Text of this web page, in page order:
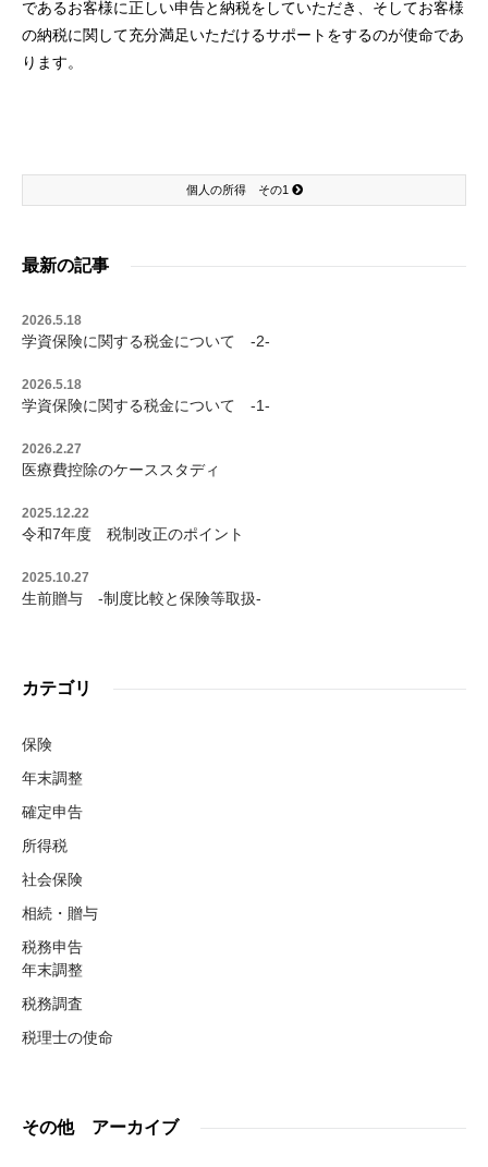
であるお客様に正しい申告と納税をしていただき、そしてお客様
の納税に関して充分満足いただけるサポートをするのが使命であ
ります。
個人の所得 その1
最新の記事
2026.5.18
学資保険に関する税金について -2-
2026.5.18
学資保険に関する税金について -1-
2026.2.27
医療費控除のケーススタディ
2025.12.22
令和7年度 税制改正のポイント
2025.10.27
生前贈与 -制度比較と保険等取扱-
カテゴリ
保険
年末調整
確定申告
所得税
社会保険
相続・贈与
税務申告
年末調整
税務調査
税理士の使命
その他 アーカイブ